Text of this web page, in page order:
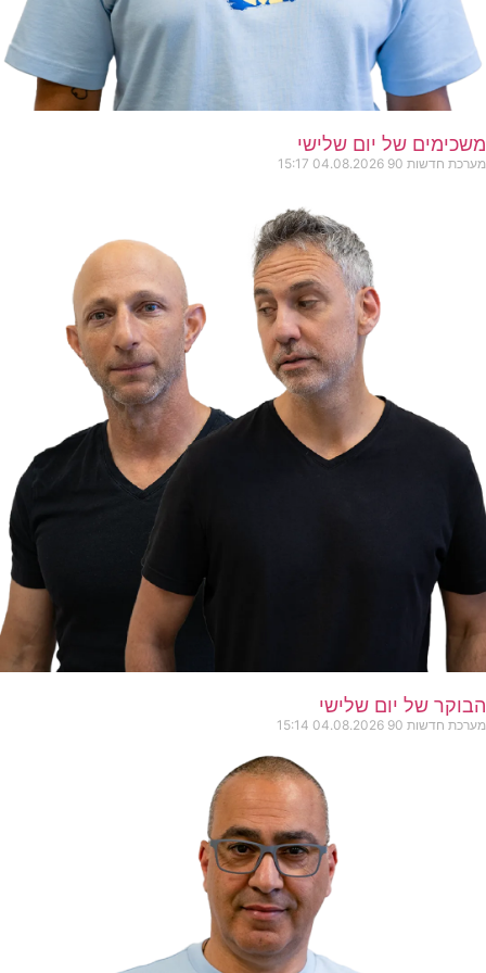
משכימים של יום שלישי
מערכת חדשות 90 04.08.2026
15:17
הבוקר של יום שלישי
מערכת חדשות 90 04.08.2026
15:14